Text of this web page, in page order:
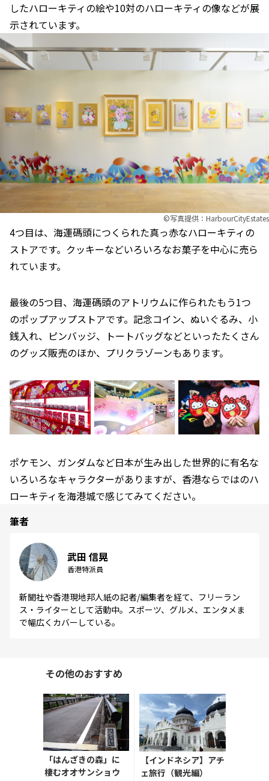
したハローキティの絵や10対のハローキティの像などが展
示されています。
©︎写真提供：HarbourCityEstates
4つ目は、海運碼頭につくられた真っ赤なハローキティの
ストアです。クッキーなどいろいろなお菓子を中心に売ら
れています。
最後の5つ目、海運碼頭のアトリウムに作られたもう1つ
のポップアップストアです。記念コイン、ぬいぐるみ、小
銭入れ、ピンバッジ、トートバッグなどといったたくさん
のグッズ販売のほか、プリクラゾーンもあります。
ポケモン、ガンダムなど日本が生み出した世界的に有名な
いろいろなキャラクターがありますが、香港ならではのハ
ローキティを海港城で感じてみてください。
筆者
武田 信晃
香港特派員
新聞社や香港現地邦人紙の記者/編集者を経て、フリーラン
ス・ライターとして活動中。スポーツ、グルメ、エンタメま
で幅広くカバーしている。
その他のおすすめ
「はんざきの森」に
棲むオオサンショウ
【インドネシア】アチ
ェ旅行（観光編）